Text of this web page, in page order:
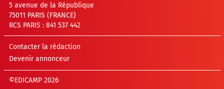
5 avenue de la République
75011 PARIS (FRANCE)
RCS PARIS : 841 537 442
Contacter la rédaction
Devenir annonceur
©EDICAMP 2026